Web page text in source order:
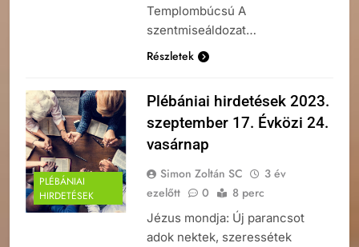
Templombúcsú A
szentmiseáldozat…
Részletek
PLÉBÁNIAI
HIRDETÉSEK
Plébániai hirdetések 2023.
szeptember 17. Évközi 24.
vasárnap
Simon Zoltán SC
3 év
ezelőtt
0 8 perc
Jézus mondja: Új parancsot
adok nektek, szeressétek